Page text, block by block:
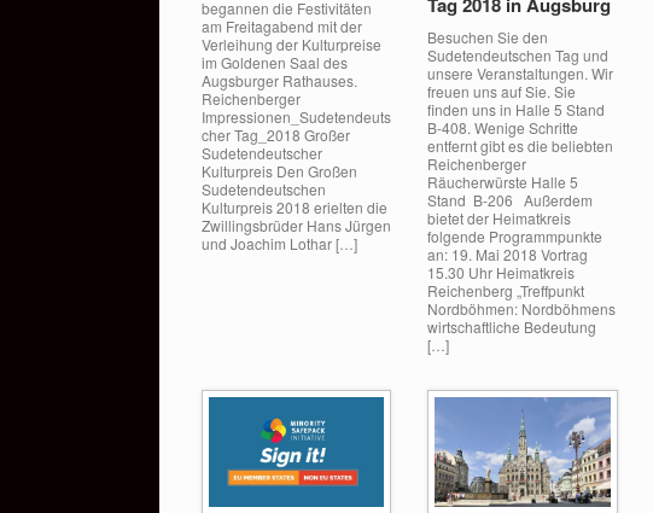
begannen die Festivitäten
am Freitagabend mit der
Verleihung der Kulturpreise
im Goldenen Saal des
Augsburger Rathauses.
Reichenberger
Impressionen_Sudetendeuts
cher Tag_2018 Großer
Sudetendeutscher
Kulturpreis Den Großen
Sudetendeutschen
Kulturpreis 2018 erielten die
Zwillingsbrüder Hans Jürgen
und Joachim Lothar […]
Besuchen Sie den
Sudetendeutschen Tag und
unsere Veranstaltungen. Wir
freuen uns auf Sie. Sie
finden uns in Halle 5 Stand
B-408. Wenige Schritte
entfernt gibt es die beliebten
Reichenberger
Räucherwürste Halle 5
Stand B-206 Außerdem
bietet der Heimatkreis
folgende Programmpunkte
an: 19. Mai 2018 Vortrag
15.30 Uhr Heimatkreis
Reichenberg „Treffpunkt
Nordböhmen: Nordböhmens
wirtschaftliche Bedeutung
[…]